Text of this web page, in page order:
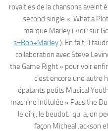
royalties de la chansons aveint
second single « What a
marque Marley ( Voir sur
s=Bob+Marley ). En fait, il
collaboration avec Steve
the Game Right » pour voir
c’est encore une autre
épatants petits Musical
machine intitulée « Pass the
le oinj, le beudot.. qui a, on
façon Micheal Jackson